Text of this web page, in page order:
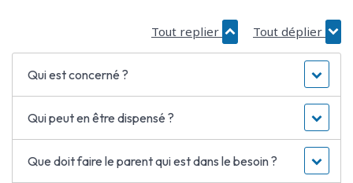
Tout replier Tout déplier
Qui est concerné ?
Qui peut en être dispensé ?
Que doit faire le parent qui est dans le besoin ?